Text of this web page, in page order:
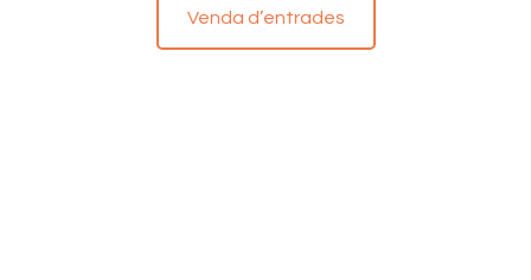
Venda d’entrades